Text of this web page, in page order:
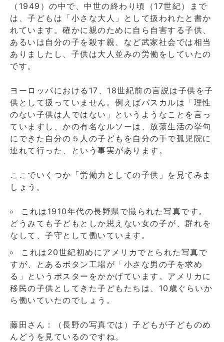
（1949）の中で、中世の終わり頃（17世紀）まで
は、子どもは「小さな大人」として扱われたと書か
れています。確かに親のために自ら自害する子供、
あるいは自分の子を殺す親、など武家社会では相当
ありましたし、子供は大人並みの労働をしていたの
です。
ヨーロッパにおける17、18世紀前の言説は子供を子
供として扱っていません。例えばパスカルは「理性
のない子供は人ではない」というようなことを言っ
ていますし、かの有名なルソーは、放蕩生活の挙句
にできた自分の５人の子どもを自分の手で孤児院に
連れて行った、という事実があります。
ここでいくつか「労働力としての子供」を見てみま
しょう。
これは1910年代の長野県で撮られた写真です。
どうみても子どもとしか思えない女の子が、群れを
なして、子守として働いています。
これは20世紀初めにアメリカでとられた写真で
すが、とあるボタン工場が「小さな男の子を求め
る」というポスターをかかげています。アメリカに
移民の子供としてきた子どもたちは、10歳ぐらいか
ら働いていたのでしょう。
藤田さん：（長野の写真では）子どもが子どものめ
んどうを見ているのですね。